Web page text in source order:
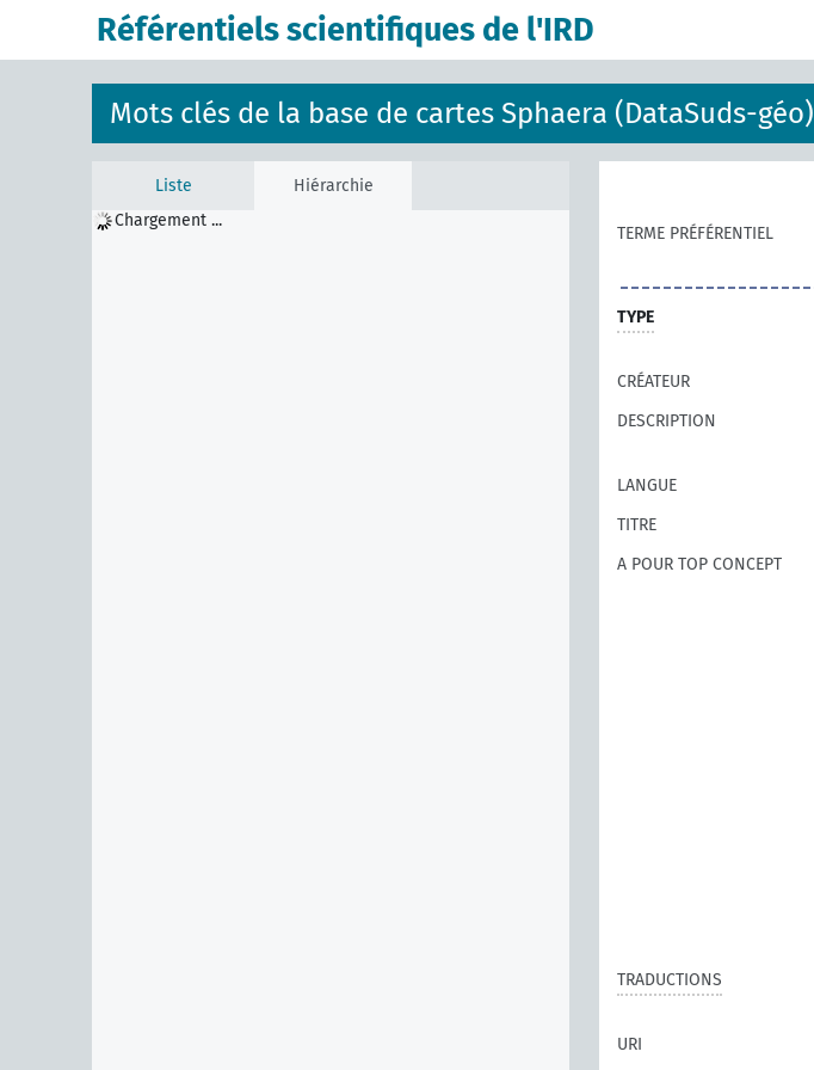
Référentiels scientifiques de l'IRD
Mots clés de la base de cartes Sphaera (DataSuds-géo)
Liste
Hiérarchie
Chargement ...
TERME PRÉFÉRENTIEL
TYPE
CRÉATEUR
DESCRIPTION
LANGUE
TITRE
A POUR TOP CONCEPT
TRADUCTIONS
URI